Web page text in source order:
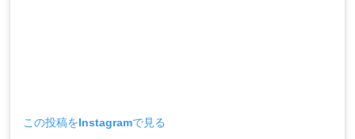
この投稿をInstagramで見る